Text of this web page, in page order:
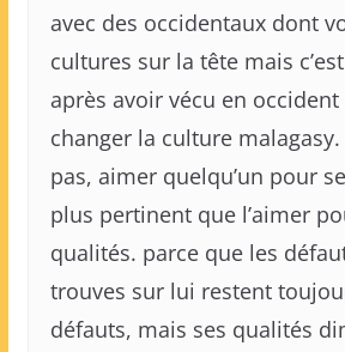
avec des occidentaux dont
cultures sur la tête mais
après avoir vécu en
changer la culture malagasy.
pas, aimer quelqu’un pour
plus pertinent que l’aimer
qualités. parce que les
trouves sur lui restent
défauts, mais ses qualités